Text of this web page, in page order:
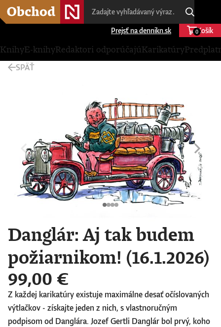
Prejsť na dennikn.sk Košík
0
KnihyE-knihyRedaktori odporúčajúKarikatúry
SPÄŤ
Danglár: Aj tak budem
požiarnikom! (16.1.2026)
99,00 €
Z každej karikatúry existuje maximálne desať očíslovaných
výtlačkov - získajte jeden z nich, s vlastnoručným
podpisom od Danglára. Jozef Gertli Danglár bol prvý, koho